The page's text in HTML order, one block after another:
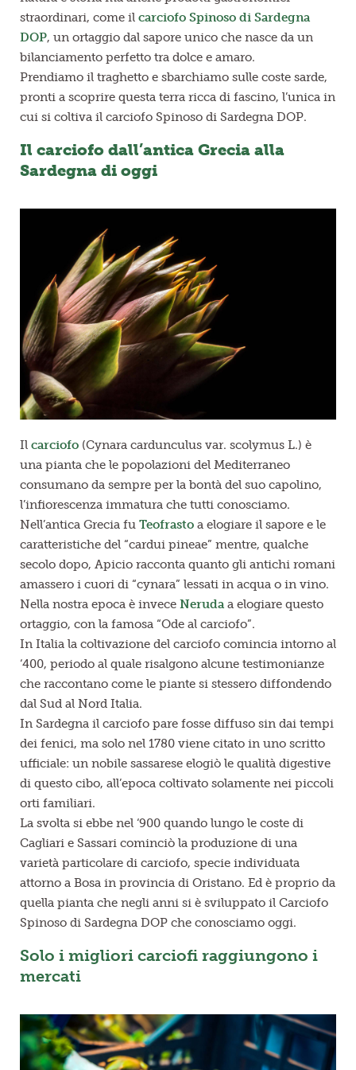
straordinari, come il carciofo Spinoso di Sardegna
DOP, un ortaggio dal sapore unico che nasce da un
bilanciamento perfetto tra dolce e amaro.
Prendiamo il traghetto e sbarchiamo sulle coste sarde,
pronti a scoprire questa terra ricca di fascino, l’unica in
cui si coltiva il carciofo Spinoso di Sardegna DOP.
Il carciofo dall’antica Grecia alla
Sardegna di oggi
Il carciofo (Cynara cardunculus var. scolymus L.) è
una pianta che le popolazioni del Mediterraneo
consumano da sempre per la bontà del suo capolino,
l’infiorescenza immatura che tutti conosciamo.
Nell’antica Grecia fu Teofrasto a elogiare il sapore e le
caratteristiche del “cardui pineae” mentre, qualche
secolo dopo, Apicio racconta quanto gli antichi romani
amassero i cuori di “cynara” lessati in acqua o in vino.
Nella nostra epoca è invece Nerudaa elogiare questo
ortaggio, con la famosa “Ode al carciofo”.
In Italia la coltivazione del carciofo comincia intorno al
‘400, periodo al quale risalgono alcune testimonianze
che raccontano come le piante si stessero diffondendo
dal Sud al Nord Italia.
In Sardegna il carciofo pare fosse diffuso sin dai tempi
dei fenici, ma solo nel 1780 viene citato in uno scritto
ufficiale: un nobile sassarese elogiò le qualità digestive
di questo cibo, all’epoca coltivato solamente nei piccoli
orti familiari.
La svolta si ebbe nel ‘900 quando lungo le coste di
Cagliari e Sassari cominciò la produzione di una
varietà particolare di carciofo, specie individuata
attorno a Bosa in provincia di Oristano. Ed è proprio da
quella pianta che negli anni si è sviluppato il Carciofo
Spinoso di Sardegna DOP che conosciamo oggi.
Solo i migliori carciofi raggiungono i
mercati